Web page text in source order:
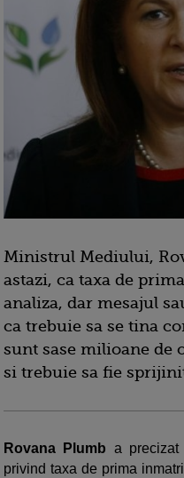
Ministrul Mediului,
astazi, ca taxa de
analiza, dar mesajul
ca trebuie sa se tina
sunt sase milioane de
si trebuie sa fie
Rovana Plumb a
privind taxa de prima